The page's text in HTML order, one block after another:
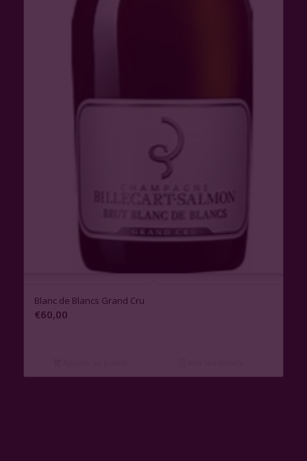
Blanc de Blancs Grand Cru
€60,00